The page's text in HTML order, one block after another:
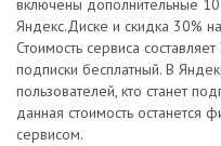
включены дополнительные 10
Яндекс.Диске и скидка 30%
Стоимость сервиса
подписки бесплатный. В
пользователей, кто станет
данная стоимость останется
сервисом.